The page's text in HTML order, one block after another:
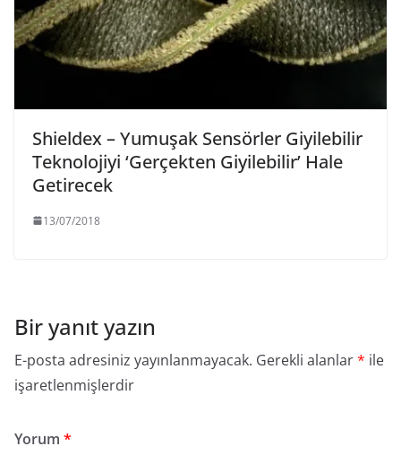
Shieldex – Yumuşak Sensörler Giyilebilir
Teknolojiyi ‘Gerçekten Giyilebilir’ Hale
Getirecek
13/07/2018
Bir yanıt yazın
E-posta adresiniz yayınlanmayacak. Gerekli alanlar* ile
işaretlenmişlerdir
Yorum *